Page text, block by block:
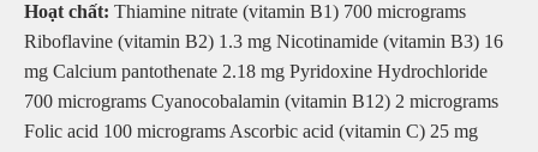
Hoạt chất: Thiamine nitrate (vitamin B1) 700 micrograms
Riboflavine (vitamin B2) 1.3 mg Nicotinamide (vitamin B3) 16
mg Calcium pantothenate 2.18 mg Pyridoxine Hydrochloride
700 micrograms Cyanocobalamin (vitamin B12) 2 micrograms
Folic acid 100 micrograms Ascorbic acid (vitamin C) 25 mg